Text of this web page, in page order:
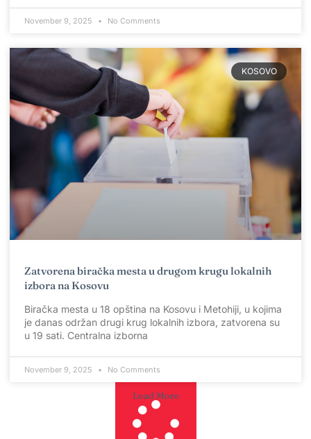
November 9, 2025 No Comments
KOSOVO
Zatvorena biračka mesta u drugom krugu lokalnih
izbora na Kosovu
Biračka mesta u 18 opština na Kosovu i Metohiji, u kojima
je danas održan drugi krug lokalnih izbora, zatvorena su
u 19 sati. Centralna izborna
November 9, 2025 No Comments
Load More